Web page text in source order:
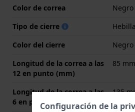
Color de correa
Negro
Tipo de cierre
Hebilla
Color del cierre
Negro
Longitud de la correa a las
12 en punto (mm)
85 mm
Longitud de la correa a las
6 en punto (mm)
135
Configuración de la